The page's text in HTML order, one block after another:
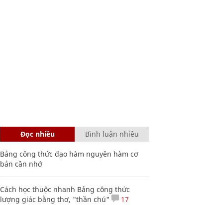
Đọc nhiều Bình luận nhiều
Bảng công thức đạo hàm nguyên hàm cơ
bản cần nhớ
Cách học thuộc nhanh Bảng công thức
lượng giác bằng thơ, "thần chú"
17